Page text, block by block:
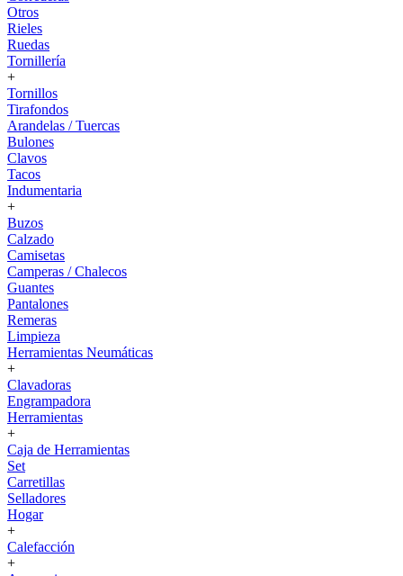
Otros
Rieles
Ruedas
Tornillería
+
Tornillos
Tirafondos
Arandelas / Tuercas
Bulones
Clavos
Tacos
Indumentaria
+
Buzos
Calzado
Camisetas
Camperas / Chalecos
Guantes
Pantalones
Remeras
Limpieza
Herramientas Neumáticas
+
Clavadoras
Engrampadora
Herramientas
+
Caja de Herramientas
Set
Carretillas
Selladores
Hogar
+
Calefacción
+